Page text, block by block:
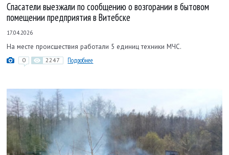
Спасатели выезжали по сообщению о возгорании в бытовом
помещении предприятия в Витебске
17.04.2026
На месте происшествия работали 5 единиц техники МЧС.
0 2247 Подробнее